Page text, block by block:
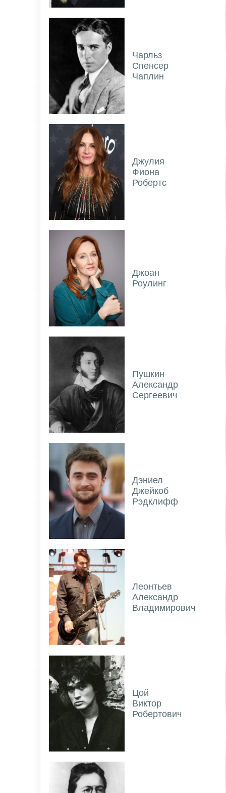
Чарльз
Спенсер
Чаплин
Джулия
Фиона
Робертс
Джоан
Роулинг
Пушкин
Александр
Сергеевич
Дэниел
Джейкоб
Рэдклифф
Леонтьев
Александр
Владимирович
Цой
Виктор
Робертович